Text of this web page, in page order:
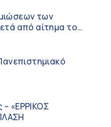
των
από αίτημα του
«ΕΡΡΙΚΟΣ